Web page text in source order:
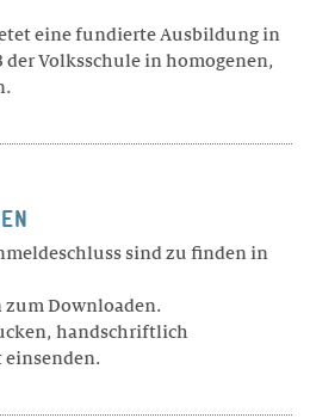
eine fundierte Ausbildung in
der Volksschule in homogenen,
sind zu finden in
Downloaden.
handschriftlich
einsenden.